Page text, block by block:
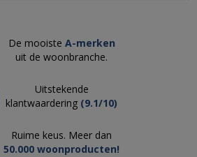
De mooiste A-merken
uit de woonbranche.
Uitstekende
klantwaardering (9.1/10)
Ruime keus. Meer dan
50.000 woonproducten!